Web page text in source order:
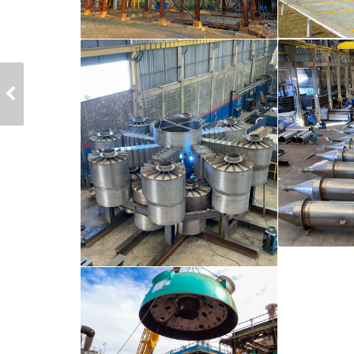
CÂMARA DE
COMBUSTÃO
REFRATADA F-
91505 DA URE
REPLAN